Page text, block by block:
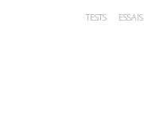
TESTS ESSAIS